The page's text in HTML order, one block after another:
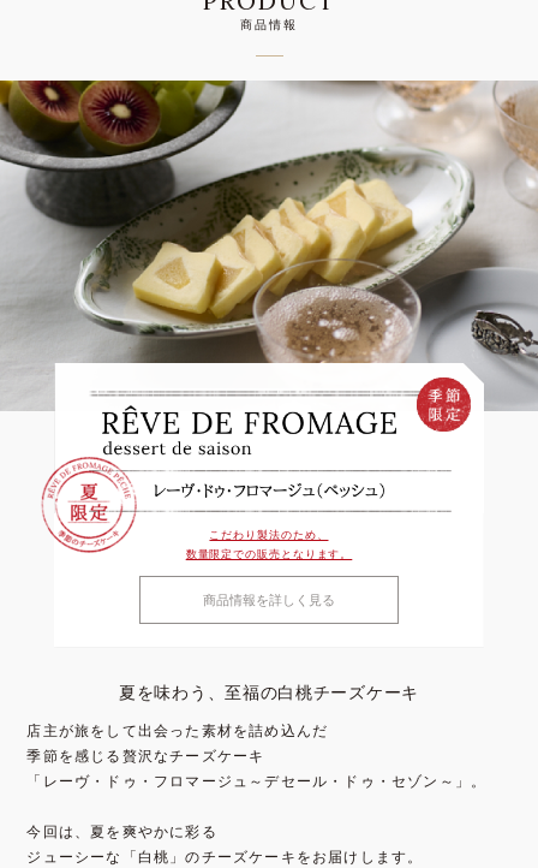
商品情報
こだわり製法のため、
数量限定での販売となります。
商品情報を詳しく見る
夏を味わう、至福の白桃チーズケーキ
店主が旅をして出会った素材を詰め込んだ
季節を感じる贅沢なチーズケーキ
「レーヴ・ドゥ・フロマージュ～デセール・ドゥ・セゾン～」。
今回は、夏を爽やかに彩る
ジューシーな「白桃」のチーズケーキをお届けします。